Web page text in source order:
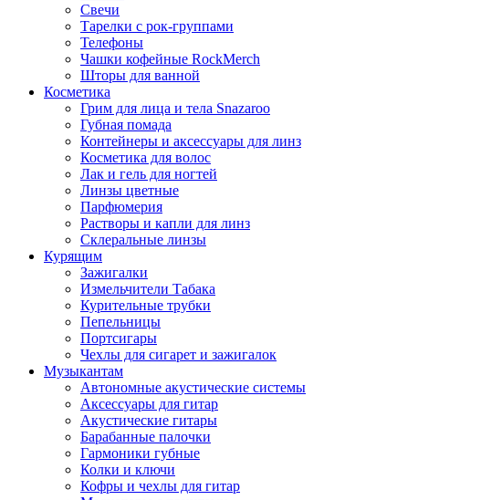
Свечи
Тарелки с рок-группами
Телефоны
Чашки кофейные RockMerch
Шторы для ванной
Косметика
Грим для лица и тела Snazaroo
Губная помада
Контейнеры и аксессуары для линз
Косметика для волос
Лак и гель для ногтей
Линзы цветные
Парфюмерия
Растворы и капли для линз
Склеральные линзы
Курящим
Зажигалки
Измельчители Табака
Курительные трубки
Пепельницы
Портсигары
Чехлы для сигарет и зажигалок
Музыкантам
Автономные акустические системы
Аксессуары для гитар
Акустические гитары
Барабанные палочки
Гармоники губные
Колки и ключи
Кофры и чехлы для гитар